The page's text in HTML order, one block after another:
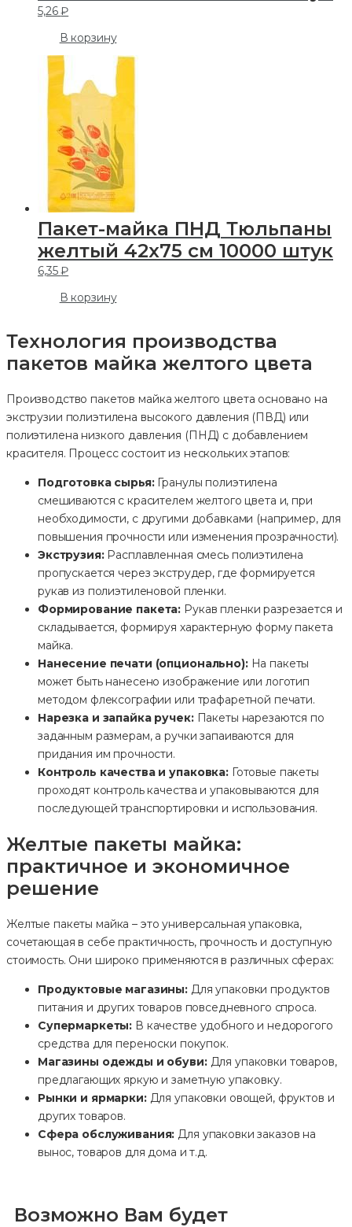
5,26₽
В корзину
Пакет-майка ПНД Тюльпаны
желтый 42х75 см 10000 штук
6,35₽
В корзину
Технология производства
пакетов майка желтого цвета
Производство пакетов майка желтого цвета основано на
экструзии полиэтилена высокого давления (ПВД) или
полиэтилена низкого давления (ПНД) с добавлением
красителя. Процесс состоит из нескольких этапов:
Подготовка сырья:Гранулы полиэтилена
смешиваются с красителем желтого цвета и, при
необходимости, с другими добавками (например, для
повышения прочности или изменения прозрачности).
Экструзия:Расплавленная смесь полиэтилена
пропускается через экструдер, где формируется
рукав из полиэтиленовой пленки.
Формирование пакета: Рукав пленки разрезается и
складывается, формируя характерную форму пакета
майка.
Нанесение печати (опционально):На пакеты
может быть нанесено изображение или логотип
методом флексографии или трафаретной печати.
Нарезка и запайка ручек:Пакеты нарезаются по
заданным размерам, а ручки запаиваются для
придания им прочности.
Контроль качества и упаковка:Готовые пакеты
проходят контроль качества и упаковываются для
последующей транспортировки и использования.
Желтые пакеты майка:
практичное и экономичное
решение
Желтые пакеты майка – это универсальная упаковка,
сочетающая в себе практичность, прочность и доступную
стоимость. Они широко применяются в различных сферах:
Продуктовые магазины: Для упаковки продуктов
питания и других товаров повседневного спроса.
Супермаркеты: В качестве удобного и недорогого
средства для переноски покупок.
Магазины одежды и обуви:Для упаковки товаров,
предлагающих яркую и заметную упаковку.
Рынки и ярмарки:Для упаковки овощей, фруктов и
других товаров.
Сфера обслуживания: Для упаковки заказов на
вынос, товаров для дома и т.д.
Возможно Вам будет